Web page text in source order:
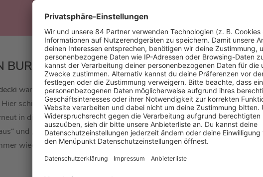
BURDECKI IM PODCAST BEI BARBARA
war erstmals im Fernsehen 2014 bei der Dating-Show „Take me
Hier schied sie allerdings schon in der ersten Folge aus. Nach einem
in die Schlagzeilen.Evelyn Burdeckiwar außerdem Kandidatin bei
und „Let’s Dance“. 2020 war sie außerdem Jury-Mitglied bei „Das
wieder als Gast in diversen Fernsehformaten zu sehen.